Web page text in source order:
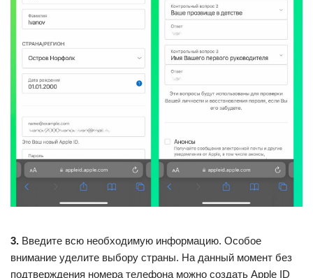
3. Введите всю необходимую информацию. Особое
внимание уделите выбору страны. На данный момент без
подтверждения номера телефона можно создать Apple ID